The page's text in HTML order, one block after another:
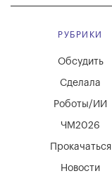
РУБРИКИ
Новости
Обсудить
Сделала
Роботы/ИИ
ЧМ2026
Прокачаться